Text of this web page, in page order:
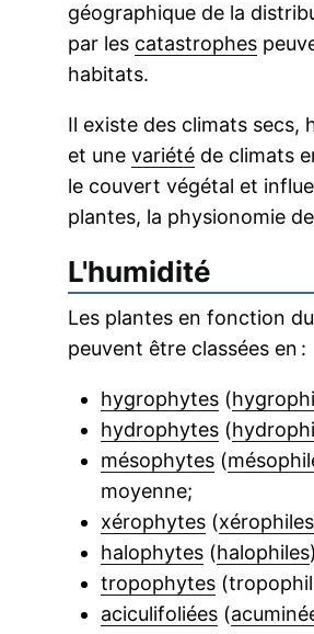
géographique de la
par les catastrophes
habitats.
Il existe des climats secs,
et une variété de climats
le couvert végétal et
plantes, la physionomie
L'humidité
Les plantes en fonction
peuvent être classées en :
hygrophytes (
hydrophytes (
mésophytes (
moyenne;
xérophytes (xérophiles
halophytes (halophiles
tropophytes
aciculifoliées (